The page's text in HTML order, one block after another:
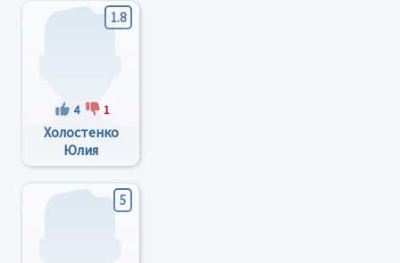
1.8
4 1
Холостенко
Юлия
Владимировна
5